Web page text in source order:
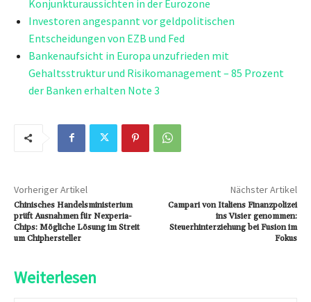
Konjunkturaussichten in der Eurozone
Investoren angespannt vor geldpolitischen
Entscheidungen von EZB und Fed
Bankenaufsicht in Europa unzufrieden mit
Gehaltsstruktur und Risikomanagement – 85 Prozent
der Banken erhalten Note 3
Vorheriger Artikel
Chinisches Handelsministerium
prüft Ausnahmen für Nexperia-
Chips: Mögliche Lösung im Streit
um Chiphersteller
Nächster Artikel
Campari von Italiens Finanzpolizei
ins Visier genommen:
Steuerhinterziehung bei Fusion im
Fokus
Weiterlesen